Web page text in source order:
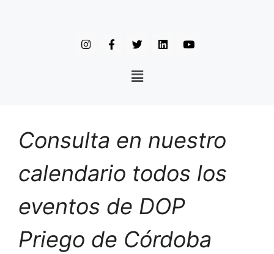
Consulta en nuestro
calendario todos los
eventos de DOP
Priego de Córdoba